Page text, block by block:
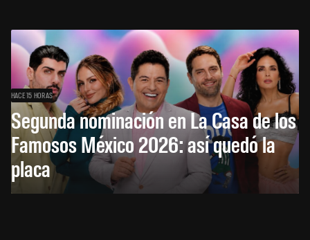
HACE 15 HORAS
Segunda nominación en La Casa de los
Famosos México 2026: así quedó la
placa